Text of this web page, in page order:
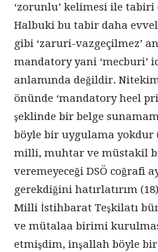
‘zorunlu’ kelimesi ile tabiri
Halbuki bu tabir daha evvel
gibi ‘zaruri-vazgeçilmez’
mandatory yani ‘mecburi’
anlamında değildir.
önünde ‘mandatory heel
şeklinde bir belge
böyle bir uygulama yokdur
milli, muhtar ve müstakil
veremeyeceği DSÖ coğrafi
gerekdiğini hatırlatırım
Milli İstihbarat Teşkilatı
ve mütalaa birimi
etmişdim, inşallah böyle